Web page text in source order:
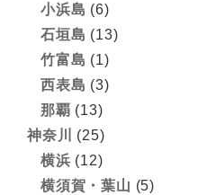
小浜島 (6)
石垣島 (13)
竹富島 (1)
西表島 (3)
那覇 (13)
神奈川
(25)
横浜 (12)
横須賀・葉山 (5)